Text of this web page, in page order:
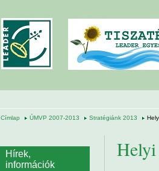
Címlap ÚMVP 2007-2013 Stratégiánk 2013
Hírek,
információk